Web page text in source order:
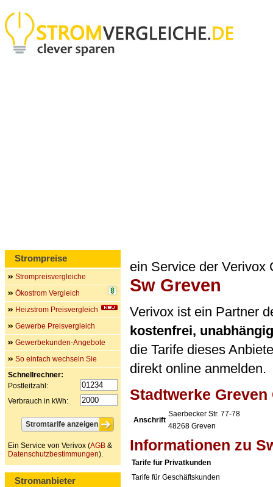
ein Service der Verivox
Sw Greven
Verivox ist ein Partner
kostenfrei,
die Tarife dieses
direkt online anmelden.
Stadtwerke Greven
Anschrift
Saerbecker Str. 77-78
48268 Greven
Informationen zu
Tarife für Privatkunden
Tarife für Geschäftskunden
Strompreise
Strompreisvergleiche
Ökostrom Vergleich
Heizstrom Preisvergleich
Gewerbe Preisvergleich
Gewerbekunden-Angebote
So einfach wechseln Sie
Schnellrechner:
Postleitzahl:
Verbrauch in kWh:
Ein Service von Verivox (AGB &
Datenschutzbestimmungen).
Stromanbieter